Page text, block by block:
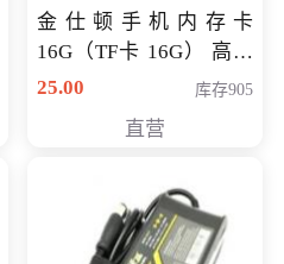
金仕顿手机内存卡
16G（TF卡 16G） 高速
卡 CLASS 10
25.00 库存905
直营